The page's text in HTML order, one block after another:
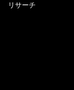
リサーチ